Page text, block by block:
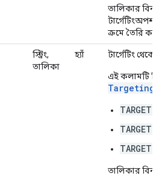
তালিকার
ক্রমে তৈরি করা
স্ট্রিং,
তালিকা
হ্যাঁ টার্গেটিং
এই কলামটি
তালিকার